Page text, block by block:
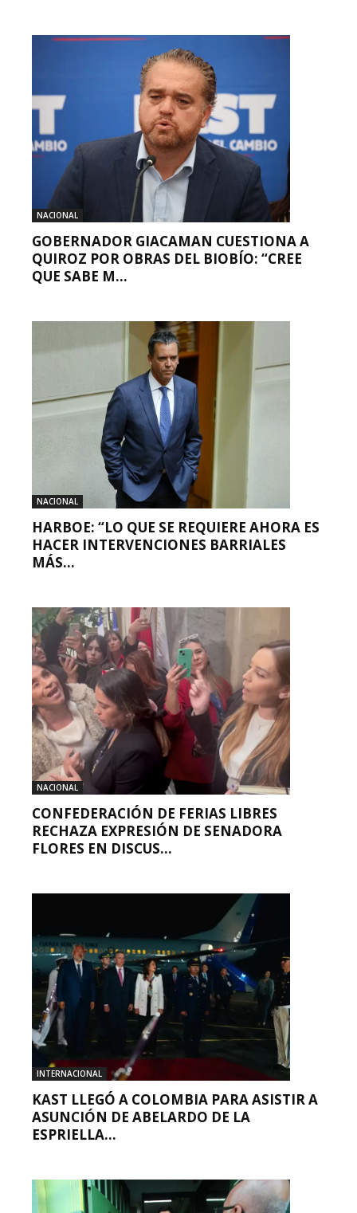
NACIONAL
GOBERNADOR GIACAMAN CUESTIONA A
QUIROZ POR OBRAS DEL BIOBÍO: “CREE
QUE SABE M...
NACIONAL
HARBOE: “LO QUE SE REQUIERE AHORA ES
HACER INTERVENCIONES BARRIALES
MÁS...
NACIONAL
CONFEDERACIÓN DE FERIAS LIBRES
RECHAZA EXPRESIÓN DE SENADORA
FLORES EN DISCUS...
INTERNACIONAL
KAST LLEGÓ A COLOMBIA PARA ASISTIR A
ASUNCIÓN DE ABELARDO DE LA
ESPRIELLA...